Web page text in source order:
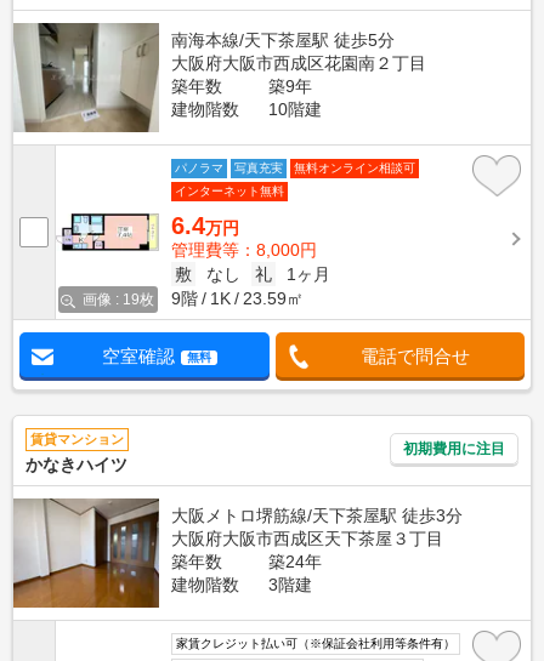
南海本線/天下茶屋駅 徒歩5分
大阪府大阪市西成区花園南２丁目
築年数
築9年
建物階数
10階建
画像 : 19枚
パノラマ 写真充実
無料オンライン相談可
インターネット無料
6.4万円
管理費等：8,000円
敷
なし 礼
1ヶ月
9階
1K 23.59㎡
空室確認 無料 電話で問合せ
賃貸マンション
かなきハイツ
初期費用に注目
大阪メトロ堺筋線/天下茶屋駅 徒歩3分
大阪府大阪市西成区天下茶屋３丁目
築年数
築24年
建物階数
3階建
家賃クレジット払い可（※保証会社利用等条件有）